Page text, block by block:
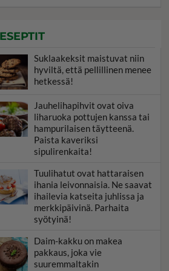
Suklaakeksit maistuvat niin
hyviltä, että pellillinen menee
hetkessä!
Jauhelihapihvit ovat oiva
liharuoka pottujen kanssa tai
hampurilaisen täytteenä.
Paista kaveriksi
sipulirenkaita!
Tuulihatut ovat hattaraisen
ihania leivonnaisia. Ne saavat
ihailevia katseita juhlissa ja
merkkipäivinä. Parhaita
syötyinä!
Daim-kakku on makea
pakkaus, joka vie
suuremmaltakin